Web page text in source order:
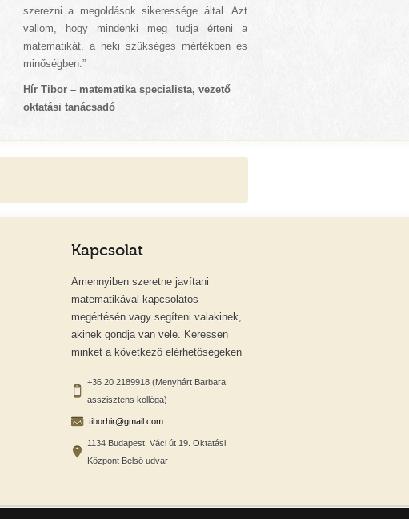
szerezni a megoldások sikeressége által. Azt
vallom, hogy mindenki meg tudja érteni a
matematikát, a neki szükséges mértékben és
minőségben.”
Hír Tibor – matematika specialista, vezető
oktatási tanácsadó
Kapcsolat
Amennyiben szeretne javítani
matematikával kapcsolatos
megértésén vagy segíteni valakinek,
akinek gondja van vele. Keressen
minket a következő elérhetőségeken
+36 20 2189918 (Menyhárt Barbara
asszisztens kolléga)
tiborhir@gmail.com
1134 Budapest, Váci út 19. Oktatási
Központ Belső udvar